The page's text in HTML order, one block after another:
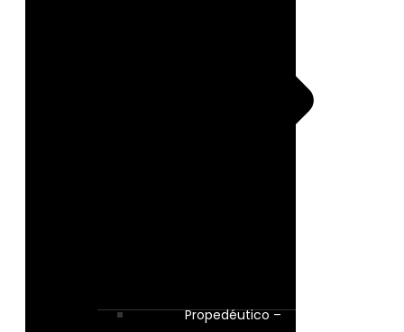
Propedéutico –